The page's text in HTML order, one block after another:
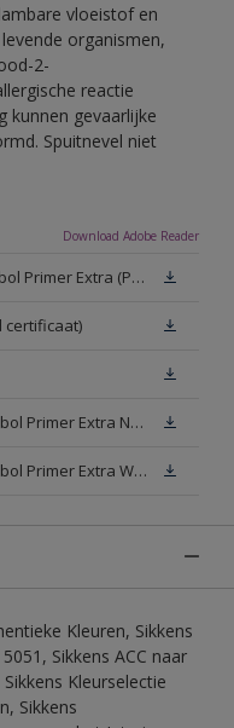
vloeistof en
organismen,
2-
reactie
kunnen gevaarlijke
Spuitnevel niet
Download Adobe Reader
Technisch Informatieblad Rubbol Primer Extra (PDF)
certificaat)
Veiligheidsinformatieblad Rubbol Primer Extra N00 (MSDS)
Veiligheidsinformatieblad Rubbol Primer Extra White W05 (MSDS)
Kleuren, Sikkens
Sikkens ACC naar
Kleurselectie
Sikkens